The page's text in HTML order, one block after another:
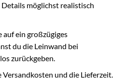
möglichst realistisch
auf ein großzügiges
du die Leinwand bei
zurückgeben.
und die Lieferzeit.